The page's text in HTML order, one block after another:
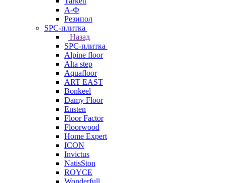
А-Ф
Резипол
SPC-плитка
Назад
SPC-плитка
Alpine floor
Alta step
Aquafloor
ART EAST
Bonkeel
Damy Floor
Ensten
Floor Factor
Floorwood
Home Expert
ICON
Invictus
NatisSton
ROYCE
Wonderfull